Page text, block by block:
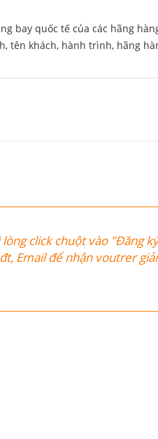
bay quốc tế của các hãng
tên khách, hành trình, hãng
click chuột vào "Đăng
Email để nhận voutrer